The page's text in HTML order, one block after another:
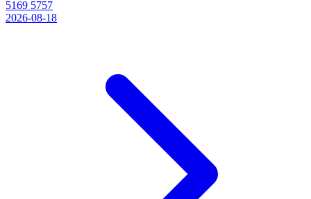
5169 5757
2026-08-18